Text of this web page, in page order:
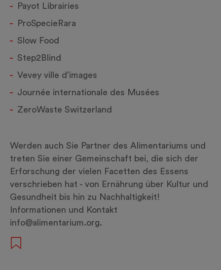
Payot Librairies
ProSpecieRara
Slow Food
Step2Blind
Vevey ville d’images
Journée internationale des Musées
ZeroWaste Switzerland
Werden auch Sie Partner des Alimentariums und
treten Sie einer Gemeinschaft bei, die sich der
Erforschung der vielen Facetten des Essens
verschrieben hat - von Ernährung über Kultur und
Gesundheit bis hin zu Nachhaltigkeit!
Informationen und Kontakt
info@alimentarium.org.